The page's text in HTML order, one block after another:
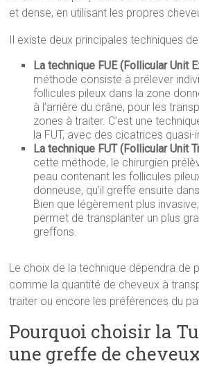
et dense, en utilisant les propres
Il existe deux principales techniques
La technique FUE (Follicular Unit
méthode consiste à prélever
follicules pileux dans la zone
à l’arrière du crâne, pour les
zones à traiter. C’est une
la FUT, avec des cicatrices quasi-
La technique FUT (Follicular Unit
cette méthode, le chirurgien
peau contenant les follicules
donneuse, qu’il greffe ensuite
Bien que légèrement plus
permet de transplanter un plus
greffons.
Le choix de la technique dépendra de
comme la quantité de cheveux à
traiter ou encore les préférences du
Pourquoi choisir la
une greffe de